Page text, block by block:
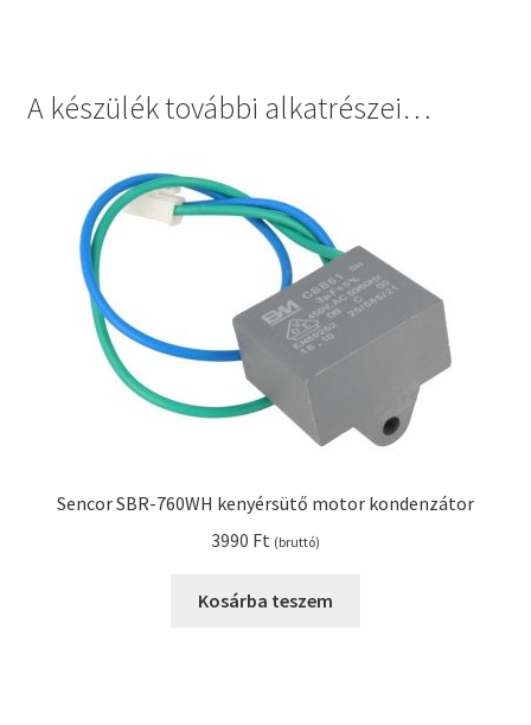
A készülék további alkatrészei…
Sencor SBR-760WH kenyérsütő motor kondenzátor
3990 Ft (bruttó)
Kosárba teszem